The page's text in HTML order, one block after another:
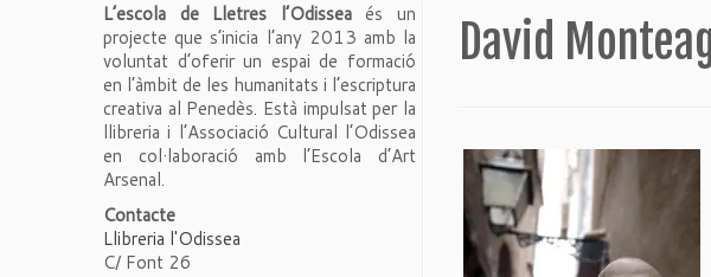
L’escola de Lletres l’Odisseaés un
projecte que s’inicia l’any 2013 amb la
voluntat d’oferir un espai de formació
en l’àmbit de les humanitats i l’escriptura
creativa al Penedès. Està impulsat per la
llibreria i l’Associació Cultural l’Odissea
en col·laboració amb l’Escola d’Art
Arsenal.
Contacte
Llibreria l'Odissea
C/ Font 26
David